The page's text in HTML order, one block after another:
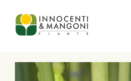
Skip to main content